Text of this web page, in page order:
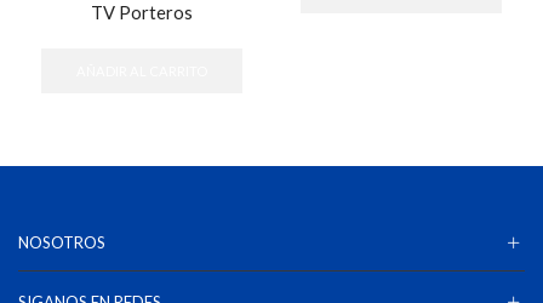
TV Porteros
NOSOTROS